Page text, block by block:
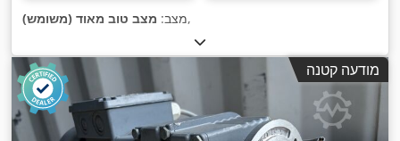
מצב: מצב טוב מאוד (משומש) ,
מודעה קטנה